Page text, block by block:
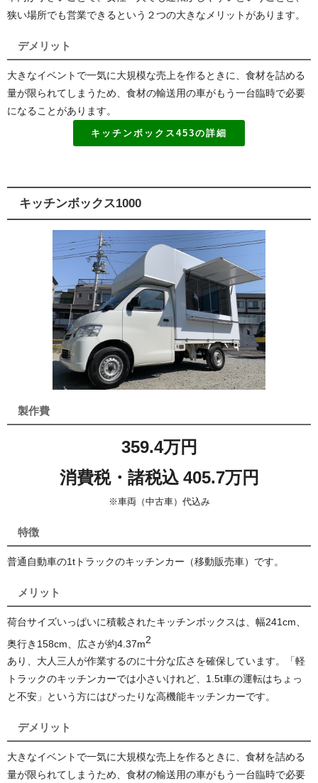
狭い場所でも営業できるという２つの大きなメリットがあります。
デメリット
大きなイベントで一気に大規模な売上を作るときに、食材を詰める
量が限られてしまうため、食材の輸送用の車がもう一台臨時で必要
になることがあります。
キッチンボックス453の詳細
キッチンボックス1000
製作費
359.4万円
消費税・諸税込 405.7万円
※車両（中古車）代込み
特徴
普通自動車の1tトラックのキッチンカー（移動販売車）です。
メリット
荷台サイズいっぱいに積載されたキッチンボックスは、幅241cm、
奥行き158cm、広さが約4.37m2
あり、大人三人が作業するのに十分な広さを確保しています。「軽
トラックのキッチンカーでは小さいけれど、1.5t車の運転はちょっ
と不安」という方にはぴったりな高機能キッチンカーです。
デメリット
大きなイベントで一気に大規模な売上を作るときに、食材を詰める
量が限られてしまうため、食材の輸送用の車がもう一台臨時で必要